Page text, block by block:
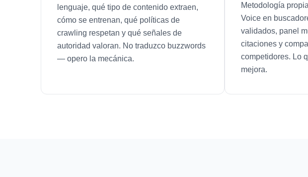
lenguaje, qué tipo de contenido extraen,
cómo se entrenan, qué políticas de
crawling respetan y qué señales de
autoridad valoran. No traduzco buzzwords
— opero la mecánica.
Metodología
Voice en
validados, panel
citaciones y
competidores. Lo
mejora.